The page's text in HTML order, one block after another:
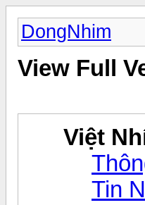
DongNhim
View Full
Việt
Tin